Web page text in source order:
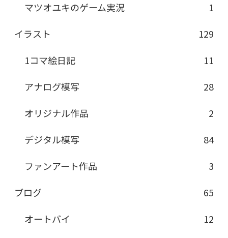
マツオユキのゲーム実況
1
イラスト
129
1コマ絵日記
11
アナログ模写
28
オリジナル作品
2
デジタル模写
84
ファンアート作品
3
ブログ
65
オートバイ
12